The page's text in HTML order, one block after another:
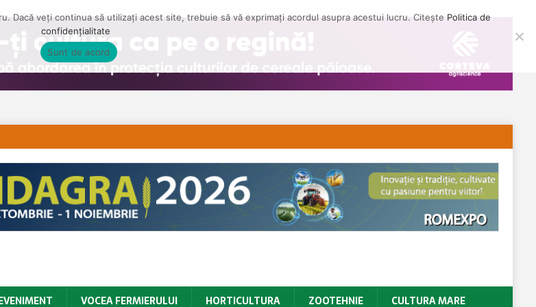
VOCEA FERMIERULUI HORTICULTURA ZOOTEHNIE
CULTURA MARE
Dacă veți continua să utilizați acest site, trebuie să vă exprimați acordul asupra acestui lucru. Citește Politica de
confidențialitate
Sunt de acord